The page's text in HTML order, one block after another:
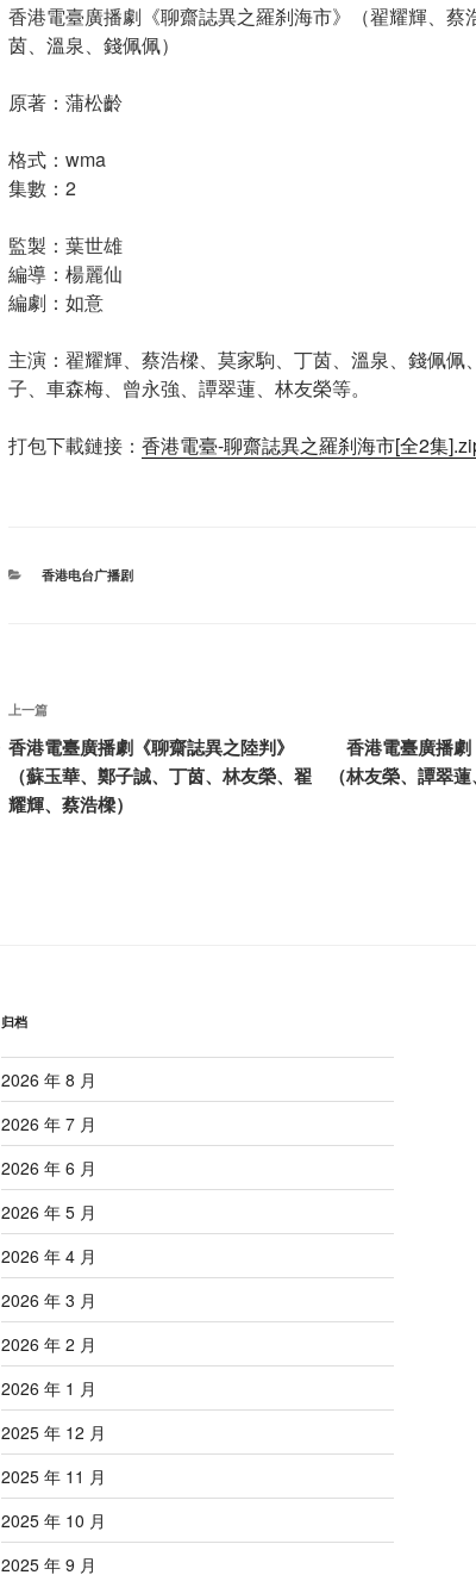
香港電臺廣播劇《聊齋誌異之羅刹海市》（翟耀輝、蔡
茵、溫泉、錢佩佩）
原著：蒲松齡
格式：wma
集數：2
監製：葉世雄
編導：楊麗仙
編劇：如意
主演：翟耀輝、蔡浩樑、莫家駒、丁茵、溫泉、錢佩佩
子、車森梅、曾永強、譚翠蓮、林友榮等。
打包下載鏈接： 香港電臺-聊齋誌異之羅刹海市[全2集
分
香港电台广播剧
文
章
导
上
一
篇
文
上一篇
香港電臺廣播劇《聊齋誌異之陸判》
（蘇玉華、鄭子誠、丁茵、林友榮、翟
耀輝、蔡浩樑）
香港電臺廣播劇
（林友榮、譚翠
归档
2026 年 8 月
2026 年 7 月
2026 年 6 月
2026 年 5 月
2026 年 4 月
2026 年 3 月
2026 年 2 月
2026 年 1 月
2025 年 12 月
2025 年 11 月
2025 年 10 月
2025 年 9 月